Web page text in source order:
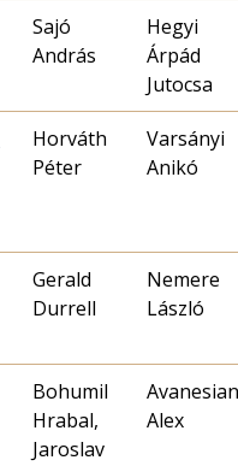
Sajó
András
Hegyi
Árpád
Jutocsa
Horváth
Péter
Varsányi
Anikó
Gerald
Durrell
Nemere
László
Bohumil
Hrabal,
Jaroslav
Avanesian
Alex